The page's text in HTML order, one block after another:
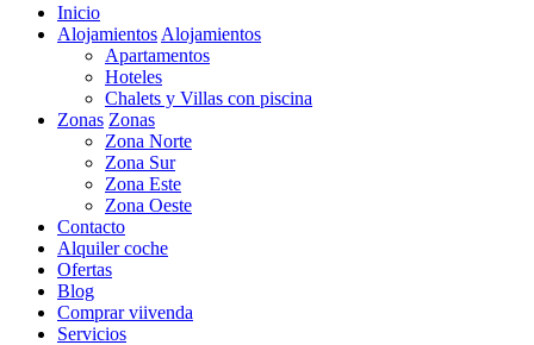
Inicio
Alojamientos Alojamientos
Apartamentos
Hoteles
Chalets y Villas con piscina
Zonas Zonas
Zona Norte
Zona Sur
Zona Este
Zona Oeste
Contacto
Alquiler coche
Ofertas
Blog
Comprar viivenda
Servicios